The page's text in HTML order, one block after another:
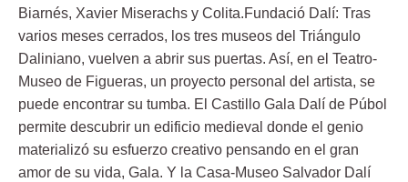
Biarnés, Xavier Miserachs y Colita.Fundació Dalí: Tras
varios meses cerrados, los tres museos del Triángulo
Daliniano, vuelven a abrir sus puertas. Así, en el Teatro-
Museo de Figueras, un proyecto personal del artista, se
puede encontrar su tumba. El Castillo Gala Dalí de Púbol
permite descubrir un edificio medieval donde el genio
materializó su esfuerzo creativo pensando en el gran
amor de su vida, Gala. Y la Casa-Museo Salvador Dalí